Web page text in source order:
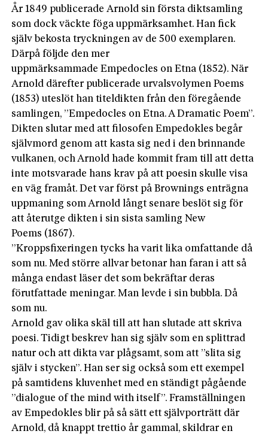
År 1849 publicerade Arnold sin första diktsamling
som dock väckte föga uppmärksamhet. Han fick
själv bekosta tryckningen av de 500 exemplaren.
Därpå följde den mer
uppmärksammade Empedocles on Etna (1852). När
Arnold därefter publicerade urvalsvolymen Poems
(1853) uteslöt han titeldikten från den föregående
samlingen, ”Empedocles on Etna. A Dramatic Poem”.
Dikten slutar med att filosofen Empedokles begår
självmord genom att kasta sig ned i den brinnande
vulkanen, och Arnold hade kommit fram till att detta
inte motsvarade hans krav på att poesin skulle visa
en väg framåt. Det var först på Brownings enträgna
uppmaning som Arnold långt senare beslöt sig för
att återutge dikten i sin sista samling New
Poems (1867).
”Kroppsfixeringen tycks ha varit lika omfattande då
som nu. Med större allvar betonar han faran i att så
många endast läser det som bekräftar deras
förutfattade meningar. Man levde i sin bubbla. Då
som nu.
Arnold gav olika skäl till att han slutade att skriva
poesi. Tidigt beskrev han sig själv som en splittrad
natur och att dikta var plågsamt, som att ”slita sig
själv i stycken”. Han ser sig också som ett exempel
på samtidens kluvenhet med en ständigt pågående
”dialogue of the mind with itself”. Framställningen
av Empedokles blir på så sätt ett självporträtt där
Arnold, då knappt trettio år gammal, skildrar en